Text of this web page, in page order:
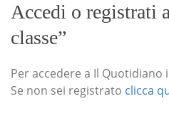
Accedi o registrati
classe”
Per accedere a Il Quotidiano
Se non sei registrato clicca